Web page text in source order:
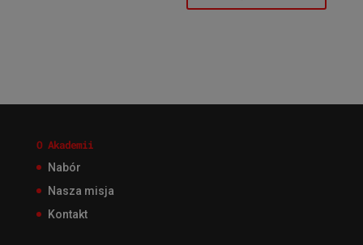
O Akademii
Nabór
Nasza misja
Kontakt